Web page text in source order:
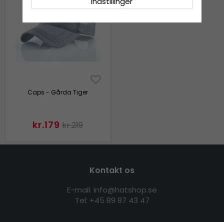
Caps - Gårda Tiger
kr.179 kr.219
Kontakt os
E-mail: info@hatshop.se
Tel: +45 89 87 43 47